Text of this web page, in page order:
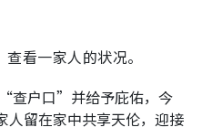
看一家人的状况。
查户口”并给予庇佑，今
人留在家中共享天伦，迎接